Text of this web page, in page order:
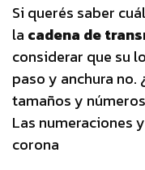
Si querés saber
la cadena de
considerar que su
paso y anchura no.
tamaños y
Las numeraciones
corona